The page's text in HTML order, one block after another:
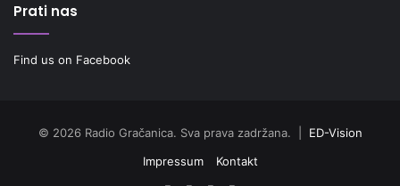
Prati nas
Find us on Facebook
© 2026 Radio Gračanica. Sva prava zadržana. | ED-Vision
Impressum
Kontakt